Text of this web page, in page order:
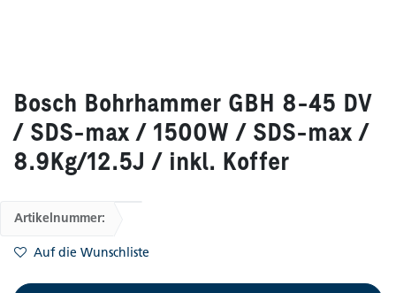
Bosch Bohrhammer GBH 8-45 DV
/ SDS-max / 1500W / SDS-max /
8.9Kg/12.5J / inkl. Koffer
Artikelnummer:
Auf die Wunschliste